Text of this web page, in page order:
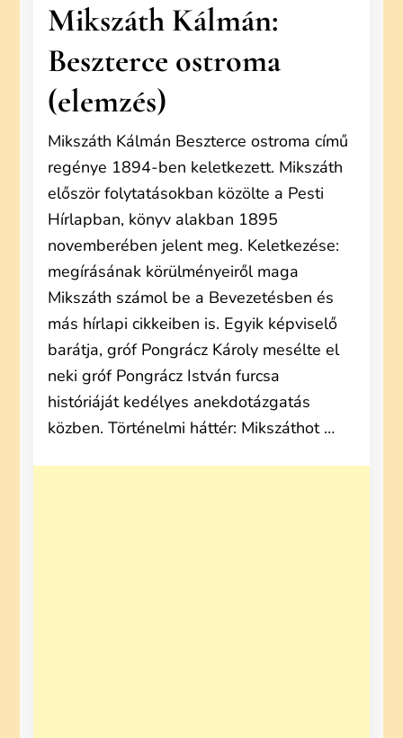
Mikszáth Kálmán:
Beszterce ostroma
(elemzés)
Mikszáth Kálmán Beszterce ostroma című
regénye 1894-ben keletkezett. Mikszáth
először folytatásokban közölte a Pesti
Hírlapban, könyv alakban 1895
novemberében jelent meg. Keletkezése:
megírásának körülményeiről maga
Mikszáth számol be a Bevezetésben és
más hírlapi cikkeiben is. Egyik képviselő
barátja, gróf Pongrácz Károly mesélte el
neki gróf Pongrácz István furcsa
históriáját kedélyes anekdotázgatás
közben. Történelmi háttér: Mikszáthot …